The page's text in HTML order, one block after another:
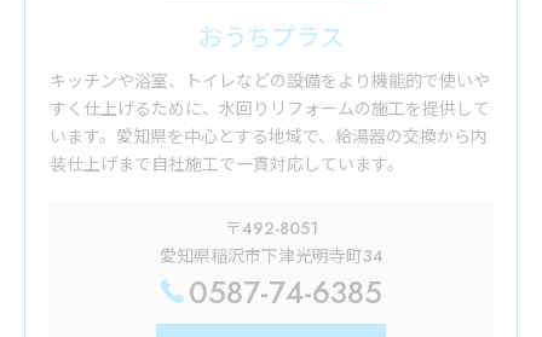
おうちプラス
キッチンや浴室、トイレなどの設備をより機能的で使いや
すく仕上げるために、水回りリフォームの施工を提供して
います。愛知県を中心とする地域で、給湯器の交換から内
装仕上げまで自社施工で一貫対応しています。
〒492-8051
愛知県稲沢市下津光明寺町34
0587-74-6385